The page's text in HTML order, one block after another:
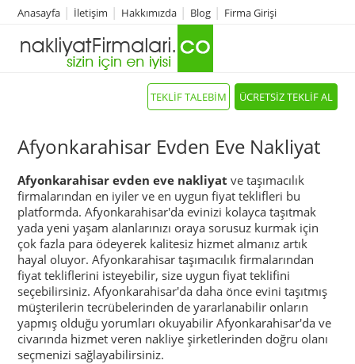
Anasayfa İletişim Hakkımızda Blog Firma Girişi
ÜCRETSİZ TEKLİF AL
TEKLİF TALEBİM
Afyonkarahisar Evden Eve Nakliyat
Afyonkarahisar evden eve nakliyat ve taşımacılık
firmalarından en iyiler ve en uygun fiyat teklifleri bu
platformda. Afyonkarahisar'da evinizi kolayca taşıtmak
yada yeni yaşam alanlarınızı oraya sorusuz kurmak için
çok fazla para ödeyerek kalitesiz hizmet almanız artık
hayal oluyor. Afyonkarahisar taşımacılık firmalarından
fiyat tekliflerini isteyebilir, size uygun fiyat teklifini
seçebilirsiniz. Afyonkarahisar'da daha önce evini taşıtmış
müşterilerin tecrübelerinden de yararlanabilir onların
yapmış olduğu yorumları okuyabilir Afyonkarahisar'da ve
civarında hizmet veren nakliye şirketlerinden doğru olanı
seçmenizi sağlayabilirsiniz.